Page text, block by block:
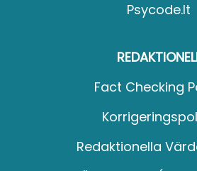
Psycode.it
Fact Checking
Redaktionella